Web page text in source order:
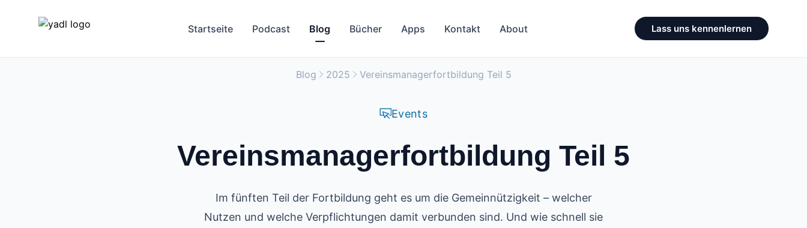
Startseite Podcast Blog Bücher Apps Kontakt About Lass uns kennenlernen
Blog 2025 Vereinsmanagerfortbildung Teil 5
Events
Vereinsmanagerfortbildung Teil 5
Im fünften Teil der Fortbildung geht es um die Gemeinnützigkeit – welcher
Nutzen und welche Verpflichtungen damit verbunden sind. Und wie schnell sie